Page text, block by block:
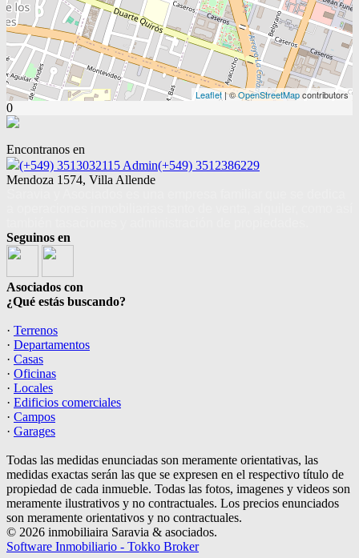
Leaflet| ©OpenStreetMapcontributors
0
Encontranos en
(+549) 3513032115 Admin(+549) 3512386229
Mendoza 1574, Villa Allende
Seguinos en
Asociados con
¿Qué estás buscando?
· Terrenos
· Departamentos
· Casas
· Oficinas
· Locales
· Edificios comerciales
· Campos
· Garages
Todas las medidas enunciadas son meramente orientativas, las
medidas exactas serán las que se expresen en el respectivo título de
propiedad de cada inmueble. Todas las fotos, imagenes y videos son
meramente ilustrativos y no contractuales. Los precios enunciados
son meramente orientativos y no contractuales.
© 2026 inmobiliaira Saravia & asociados.
Software Inmobiliario - Tokko Broker